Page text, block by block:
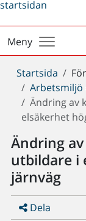
Meny
Du
är
här:
Startsida
Arbetsmiljö
Ändring av
elsäkerhet
Ändring
utbildare i
järnväg
Dela